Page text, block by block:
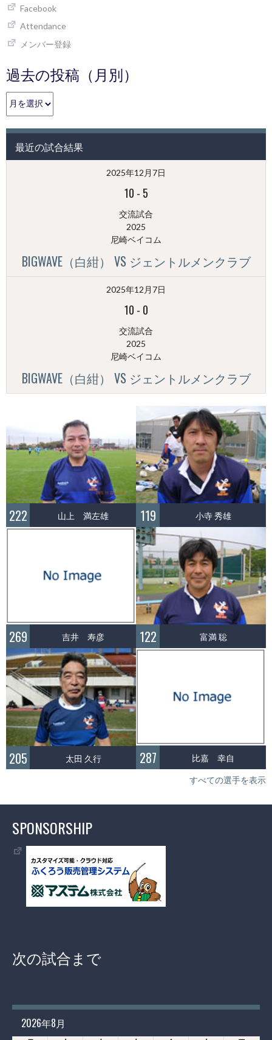
Facebook
Attendance
メンバー登録
過去の投稿（月別）
過
去
投
（月
最近の試合結果
2025年12月7日
10 - 5
交流試合
2025
尼崎ベイコム
BIGWAVE（白紺） VS ジェントルメンクラブ
2025年12月7日
10 - 0
交流試合
2025
尼崎ベイコム
BIGWAVE（白紺） VS ジェントルメンクラブ
222 山上 満左雄 119 小寺 秀雄
269 吉井 寿彦 122 富満 聡
205 太田 久行 287 比嘉 幸自
すべての選手を表示
SPONSORSHIP
次の試合まで
2026年8月